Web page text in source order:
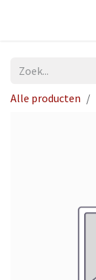
Alle producten